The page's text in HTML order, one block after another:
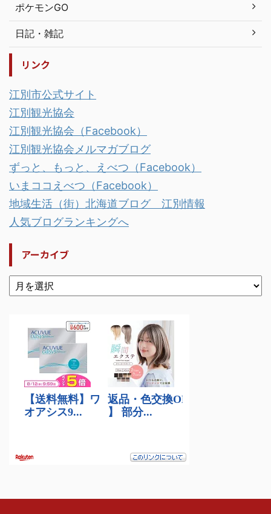
ポケモンGO
日記・雑記
リンク
江別市公式サイト
江別観光協会
江別観光協会（Facebook）
江別観光協会メルマガブログ
ずっと、もっと、えべつ（Facebook）
いまココえべつ（Facebook）
地域生活（街）北海道ブログ 江別情報
人気ブログランキングへ
アーカイブ